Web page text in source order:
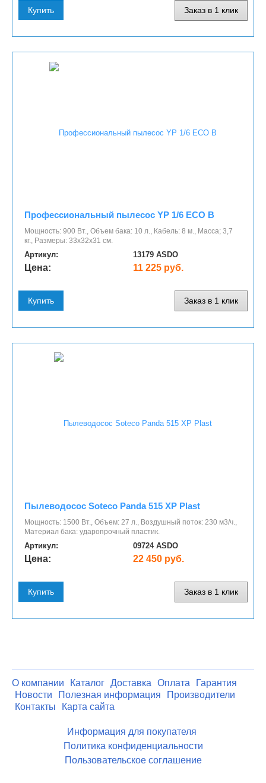
Купить Заказ в 1 клик
Профессиональный пылесос YP 1/6 ECO B
Мощность: 900 Вт., Объем бака: 10 л., Кабель: 8 м., Масса; 3,7
кг., Размеры: 33х32х31 см.
Артикул: 13179 ASDO
Цена: 11 225 руб.
Купить Заказ в 1 клик
Пылеводосос Soteco Panda 515 XP Plast
Мощность: 1500 Вт., Объем: 27 л., Воздушный поток: 230 м3/ч.,
Материал бака: ударопрочный пластик.
Артикул: 09724 ASDO
Цена: 22 450 руб.
Купить Заказ в 1 клик
О компании Каталог Доставка Оплата
Гарантия
Новости
Полезная информация
Производители
Контакты
Карта сайта
Информация для покупателя
Политика конфиденциальности
Пользовательское соглашение